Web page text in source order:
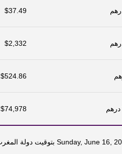
$37.49
$2,332
$524.86
$74,978